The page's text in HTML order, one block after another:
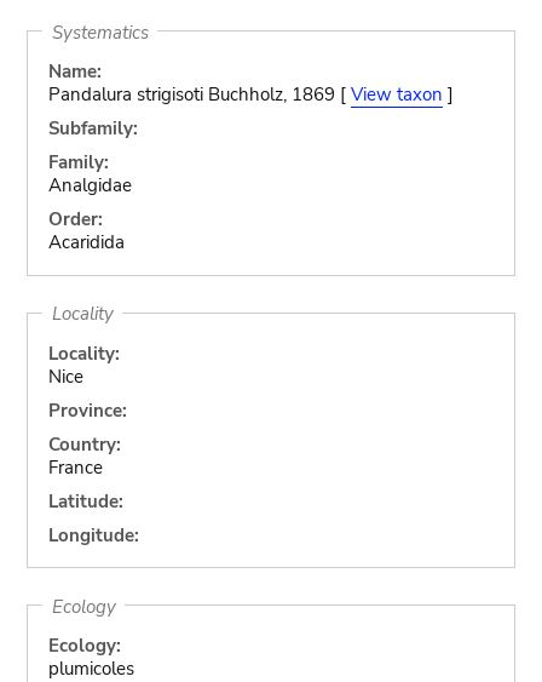
Systematics
Name:
Pandalura strigisoti Buchholz, 1869 [ View taxon ]
Subfamily:
Family:
Analgidae
Order:
Acaridida
Locality
Locality:
Nice
Province:
Country:
France
Latitude:
Longitude:
Ecology
Ecology:
plumicoles